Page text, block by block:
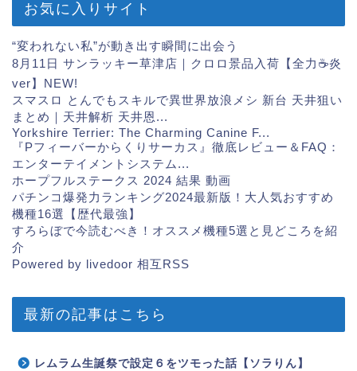
お気に入りサイト
“変われない私”が動き出す瞬間に出会う
8月11日 サンラッキー草津店｜クロロ景品入荷【全力☕炎
ver】 NEW!
スマスロ とんでもスキルで異世界放浪メシ 新台 天井狙い
まとめ｜天井解析 天井恩...
Yorkshire Terrier: The Charming Canine F...
『Pフィーバーからくりサーカス』徹底レビュー＆FAQ：
エンターテイメントシステム...
ホープフルステークス 2024 結果 動画
パチンコ爆発力ランキング2024最新版！大人気おすすめ
機種16選【歴代最強】
すろらぼで今読むべき！オススメ機種5選と見どころを紹
介
Powered by livedoor 相互RSS
最新の記事はこちら
レムラム生誕祭で設定６をツモった話【ソラりん】